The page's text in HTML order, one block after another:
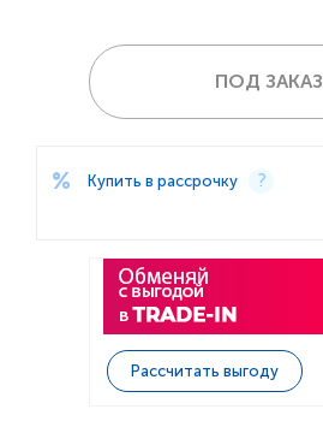
ПОД ЗАКАЗ
Купить в рассрочку
Рассчитать выгоду